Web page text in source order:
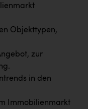
Objekttypen,
zur
in den
Immobilienmarkt